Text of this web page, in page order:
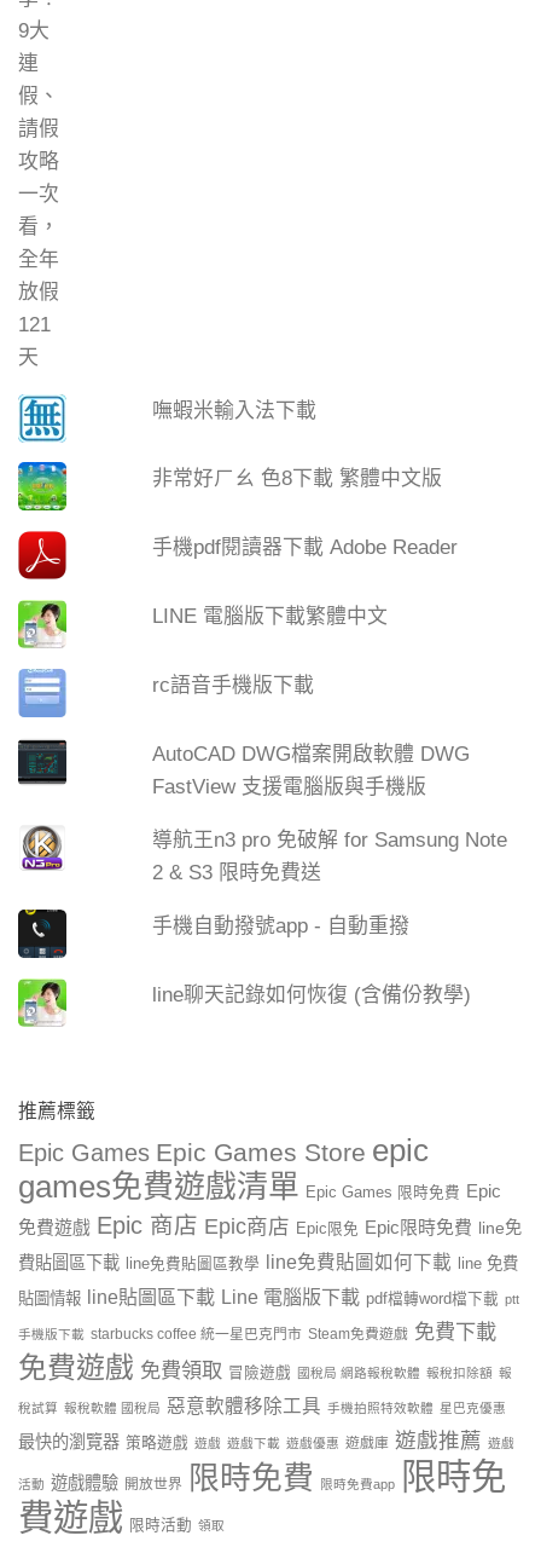
嘸蝦米輸入法下載
非常好ㄏㄠ 色8下載 繁體中文版
手機pdf閱讀器下載 Adobe Reader
LINE 電腦版下載繁體中文
rc語音手機版下載
AutoCAD DWG檔案開啟軟體 DWG
FastView 支援電腦版與手機版
導航王n3 pro 免破解 for Samsung Note
2 & S3 限時免費送
手機自動撥號app - 自動重撥
line聊天記錄如何恢復 (含備份教學)
推薦標籤
Epic Games Epic Games Store epic
games免費遊戲清單 Epic Games 限時免費 Epic
免費遊戲 Epic 商店 Epic商店 Epic限免 Epic限時免費 line免
費貼圖區下載
line免費貼圖區教學 line免費貼圖如何下載
line 免費
貼圖情報
line貼圖區下載 Line 電腦版下載 pdf檔轉word檔下載 ptt
手機版下載 starbucks coffee 統一星巴克門市 Steam免費遊戲 免費下載
免費遊戲 免費領取 冒險遊戲 國稅局 網路報稅軟體 報稅扣除額 報
稅試算 報稅軟體 國稅局 惡意軟體移除工具 手機拍照特效軟體 星巴克優惠
最快的瀏覽器 策略遊戲 遊戲 遊戲下載 遊戲優惠 遊戲庫 遊戲推薦 遊戲
活動 遊戲體驗 開放世界 限時免費 限時免費app
限時免
費遊戲 限時活動 領取